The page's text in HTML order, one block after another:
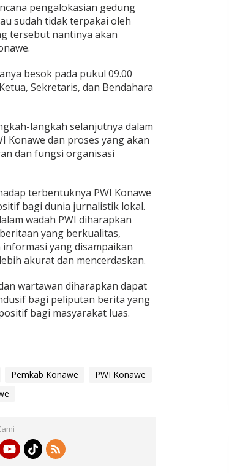
pengalokasian gedung
sudah tidak terpakai oleh
tersebut nantinya akan
besok pada pukul 09.00
Sekretaris, dan Bendahara
langkah selanjutnya dalam
Konawe dan proses yang akan
dan fungsi organisasi
terbentuknya PWI Konawe
bagi dunia jurnalistik lokal.
wadah PWI diharapkan
yang berkualitas,
yang disampaikan
akurat dan mencerdaskan.
wartawan diharapkan dapat
bagi peliputan berita yang
bagi masyarakat luas.
Pemkab Konawe
PWI Konawe